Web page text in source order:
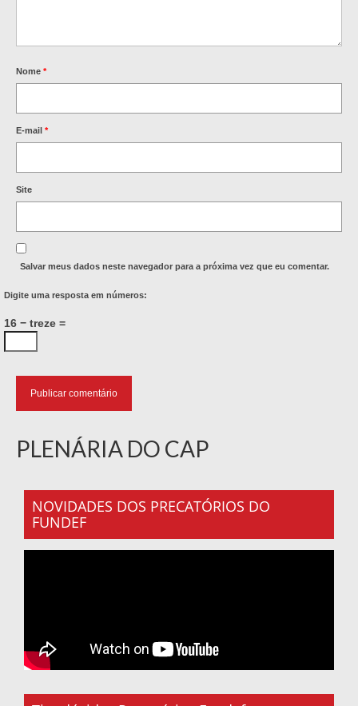
Nome *
E-mail *
Site
Salvar meus dados neste navegador para a próxima vez que eu comentar.
Digite uma resposta em números:
16 − treze =
PLENÁRIA DO CAP
NOVIDADES DOS PRECATÓRIOS DO
FUNDEF